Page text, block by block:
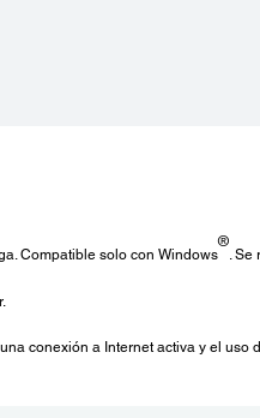
Compatible solo con Windows
®
. Se
conexión a Internet activa y el uso